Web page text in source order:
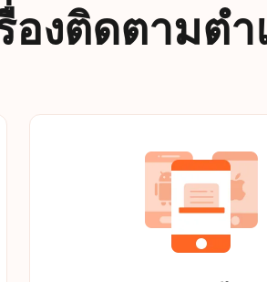
องติดตามตำ